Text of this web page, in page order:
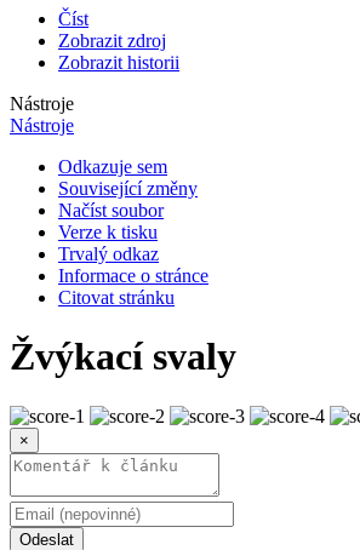
Číst
Zobrazit zdroj
Zobrazit historii
Nástroje
Nástroje
Odkazuje sem
Související změny
Načíst soubor
Verze k tisku
Trvalý odkaz
Informace o stránce
Citovat stránku
Žvýkací svaly
×
Odeslat